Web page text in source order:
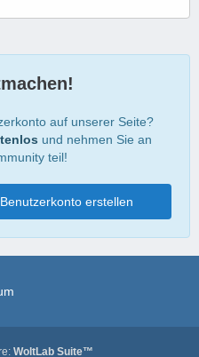
auf unserer Seite?
und nehmen Sie an
teil!
Benutzerkonto erstellen
WoltLab Suite™